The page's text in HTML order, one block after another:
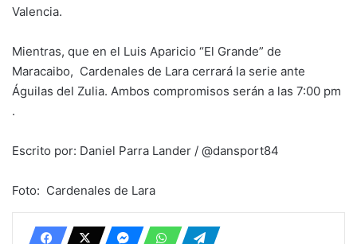
Valencia.
Mientras, que en el Luis Aparicio “El Grande” de
Maracaibo, Cardenales de Lara cerrará la serie ante
Águilas del Zulia. Ambos compromisos serán a las 7:00 pm
.
Escrito por: Daniel Parra Lander / @dansport84
Foto: Cardenales de Lara